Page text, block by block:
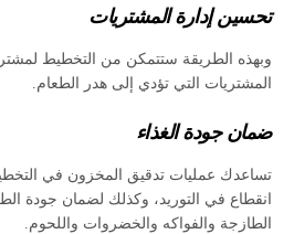
تحسين إدارة المشتريات
وبهذه الطريقة ستتمكن من التخطيط
المشتريات التي تؤدي إلى هدر الطعام.
ضمان جودة الغذاء
تساعدك عمليات تدقيق المخزون في
انقطاع في التوريد، وكذلك لضمان جودة
الطازجة والفواكه والخضروات واللحوم.